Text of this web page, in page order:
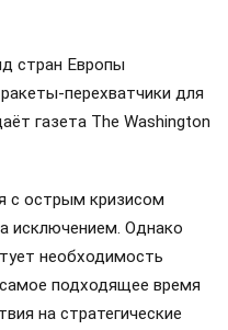
стран Европы
перехватчики для
газета The Washington
с острым кризисом
исключением. Однако
необходимость
подходящее время
на стратегические